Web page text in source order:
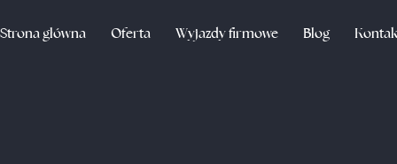
Strona główna Oferta Wyjazdy firmowe Blog